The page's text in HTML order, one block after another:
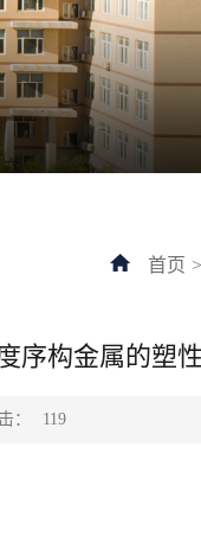
首页 >
序构金属的塑
： 119